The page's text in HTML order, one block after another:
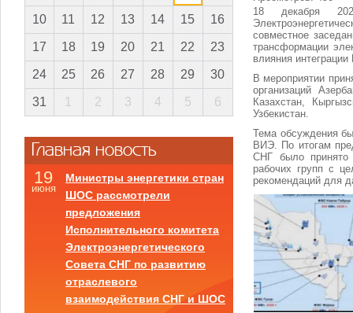
18 декабря
совместное
трансформации
влияния
В мероприятии
организаций
Казахстан,
Узбекистан.
Тема обсуждения
ВИЭ. По итогам
СНГ было принято
рабочих групп с
рекомендаций для
10 11 12 13 14 15 16
17 18 19 20 21 22 23
24 25 26 27 28 29 30
31 1 2 3 4 5 6
Главная новость
19
июня
Министры энергетики стран
ШОС рассмотрели
предложения
Исполнительного комитета
Электроэнергетического
Совета СНГ по развитию
отраслевого
взаимодействия СНГ и ШОС